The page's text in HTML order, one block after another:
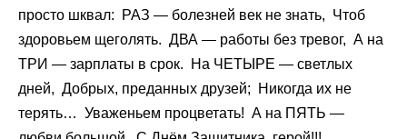
просто шквал: РАЗ — болезней век не знать, Чтоб
здоровьем щеголять. ДВА — работы без тревог, А на
ТРИ — зарплаты в срок. На ЧЕТЫРЕ — светлых
дней, Добрых, преданных друзей; Никогда их не
терять… Уваженьем процветать! А на ПЯТЬ —